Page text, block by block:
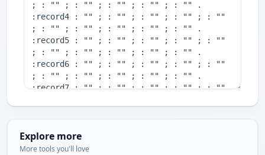
Explore more
More tools you'll love